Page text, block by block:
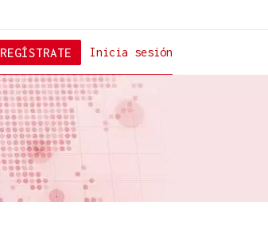
Inicia sesión
REGÍSTRATE